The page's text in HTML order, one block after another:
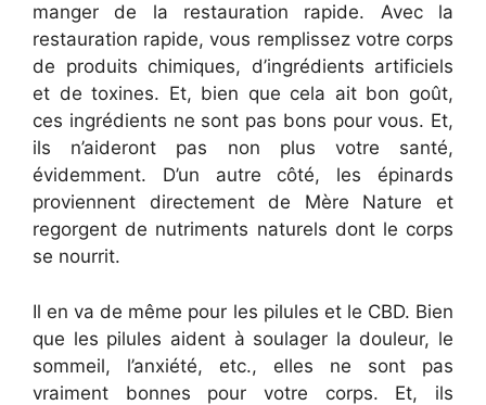
manger de la restauration rapide. Avec la
restauration rapide, vous remplissez votre corps
de produits chimiques, d’ingrédients artificiels
et de toxines. Et, bien que cela ait bon goût,
ces ingrédients ne sont pas bons pour vous. Et,
ils n’aideront pas non plus votre santé,
évidemment. D’un autre côté, les épinards
proviennent directement de Mère Nature et
regorgent de nutriments naturels dont le corps
se nourrit.
Il en va de même pour les pilules et le CBD. Bien
que les pilules aident à soulager la douleur, le
sommeil, l’anxiété, etc., elles ne sont pas
vraiment bonnes pour votre corps. Et, ils